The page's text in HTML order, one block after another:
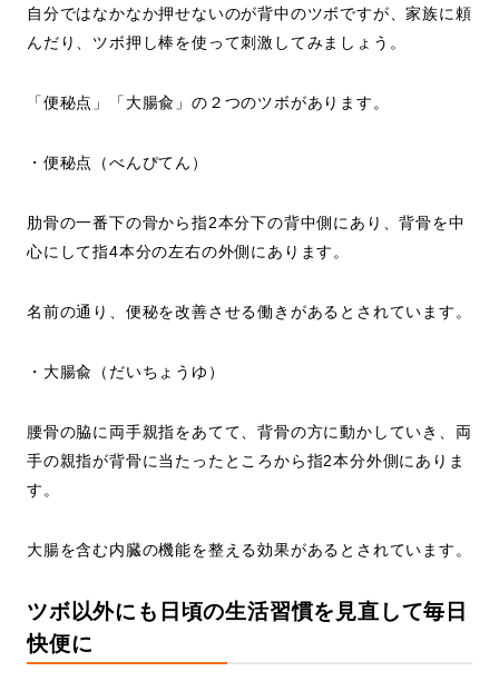
自分ではなかなか押せないのが背中のツボですが、家族に頼
んだり、ツボ押し棒を使って刺激してみましょう。
「便秘点」「大腸兪」の２つのツボがあります。
・便秘点（べんぴてん）
肋骨の一番下の骨から指2本分下の背中側にあり、背骨を中
心にして指4本分の左右の外側にあります。
名前の通り、便秘を改善させる働きがあるとされています。
・大腸兪（だいちょうゆ）
腰骨の脇に両手親指をあてて、背骨の方に動かしていき、両
手の親指が背骨に当たったところから指2本分外側にありま
す。
大腸を含む内臓の機能を整える効果があるとされています。
ツボ以外にも日頃の生活習慣を見直して毎日
快便に